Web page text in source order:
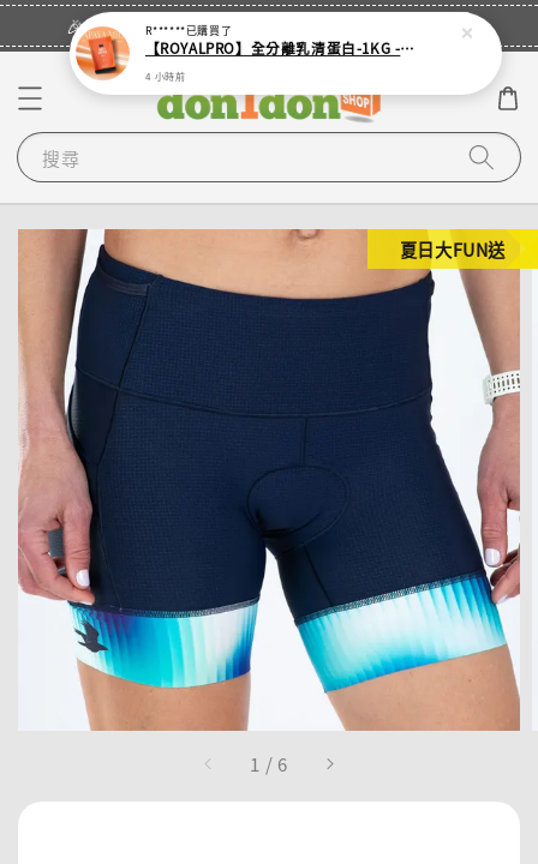
🎉登入會員・領取您的專屬折扣券！
搜尋
1 / 6
夏日大FUN送
R******已購買了
【ROYALPRO】全分離乳清蛋白-1KG -多口味任選｜可加購湯匙
4 小時前